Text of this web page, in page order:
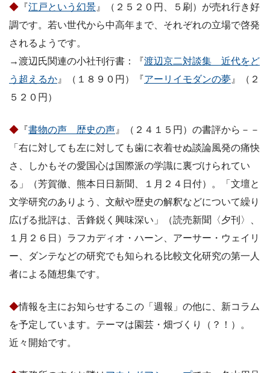
◆ 『江戸という幻景 』（２５２０円、５刷）が売れ行き好
調です。若い世代から中高年まで、それぞれの立場で啓発
されるようです。
→渡辺氏関連の小社刊行書：『渡辺京二対談集 近代をど
う超えるか 』（１８９０円）『アーリイモダンの夢 』（２
５２０円）
◆ 『書物の声 歴史の声 』（２４１５円）の書評から－－
「右に対しても左に対しても歯に衣着せぬ談論風発の痛快
さ、しかもその愛国心は国際派の学識に裏づけられてい
る」（芳賀徹、熊本日日新聞、１月２４日付）。「文壇と
文学研究のありよう、文献や歴史の解釈などについて繰り
広げる批評は、舌鋒鋭く興味深い」（読売新聞〈夕刊〉、
１月２６日）ラフカディオ・ハーン、アーサー・ウェイリ
ー、ダンテなどの研究でも知られる比較文化研究の第一人
者による随想集です。
◆情報を主にお知らせするこの「週報」の他に、新コラム
を予定しています。テーマは園芸・畑づくり（？！）。
近々開始です。